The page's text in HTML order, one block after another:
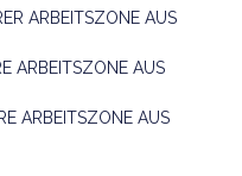
ARBEITSZONE AUS
ARBEITSZONE AUS
ARBEITSZONE AUS